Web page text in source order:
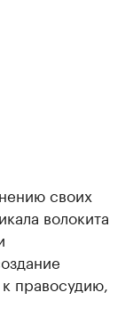
своих
волокита
правосудию,